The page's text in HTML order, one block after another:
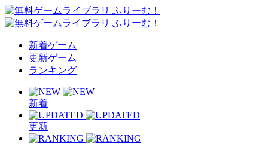
新着ゲーム
更新ゲーム
ランキング
新着
更新